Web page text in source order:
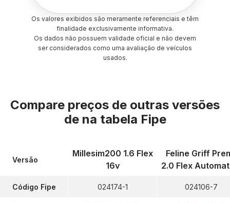
Os valores exibidos são meramente referenciais e têm
finalidade exclusivamente informativa.
Os dados não possuem validade oficial e não devem
ser considerados como uma avaliação de veículos
usados.
Compare preços de outras versões
de na tabela Fipe
Versão
Código Fipe
Millesim200 1.6 Flex
16v
024174-1
Feline Griff
2.0 Flex
024106-7